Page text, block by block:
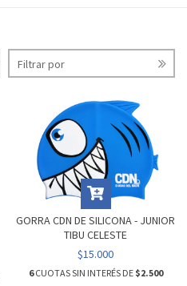
Filtrar por
GORRA CDN DE SILICONA - JUNIOR
TIBU CELESTE
$15.000
6CUOTAS SIN INTERÉS DE $2.500